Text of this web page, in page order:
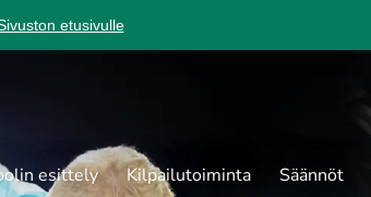
etusivulle
esittely Kilpailutoiminta Säännöt